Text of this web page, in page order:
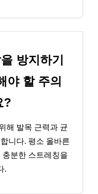
방지하기
야 할 주의
?
해 발목 근력과 균
니다. 평소 올바른
분한 스트레칭을
.